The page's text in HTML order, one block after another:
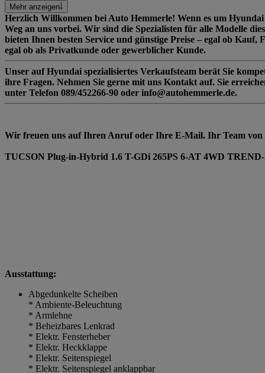
Mehr anzeigen
Herzlich Willkommen bei Auto Hemmerle! Wenn es um
Weg an uns vorbei. Wir sind die Spezialisten für alle Modelle
bieten Ihnen besten Service und günstige Preise – egal ob Kauf,
egal ob als Privatkunde oder gewerblicher Kunde.
Unser auf Hyundai spezialisiertes Verkaufsteam berät Sie
ihre Fragen. Nehmen Sie gerne mit uns Kontakt auf. Sie
unter Telefon 089/452266-90 oder info@autohemmerle.de.
Wir freuen uns auf Ihren Anruf oder Ihre E-Mail. Ihr Team von
TUCSON Plug-in-Hybrid 1.6 T-GDi 265PS 6-AT 4WD
Ausstattung:
Abgedunkelte Scheiben
* Ambiente-Beleuchtung
* Armlehne
* Beheizbares Lenkrad
* Elektr. Fensterheber
* Elektr. Heckklappe
* Elektr. Seitenspiegel
* Elektr. Seitenspiegel anklappbar